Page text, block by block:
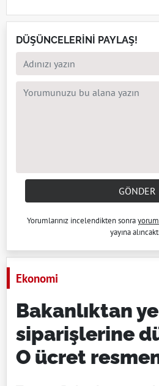
DÜŞÜNCELERİNİ PAYLAŞ!
GÖNDER
Yorumlarınız incelendikten sonra
yayına
Ekonomi
Bakanlıktan
siparişlerine
O ücret